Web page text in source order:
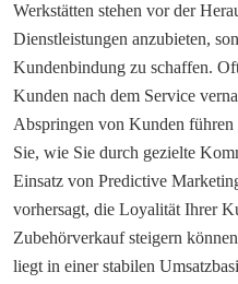
Werkstätten stehen vor der
Dienstleistungen anzubieten,
Kundenbindung zu schaffen.
Kunden nach dem Service
Abspringen von Kunden
Sie, wie Sie durch gezielte
Einsatz von Predictive
vorhersagt, die Loyalität Ihrer
Zubehörverkauf steigern
liegt in einer stabilen